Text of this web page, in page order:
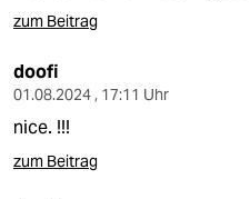
zum Beitrag
doofi
01.08.2024 , 17:11 Uhr
nice. !!!
zum Beitrag